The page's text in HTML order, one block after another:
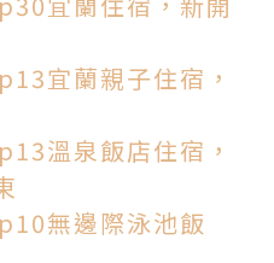
宜蘭親子住宿，
溫泉飯店住宿，
無邊際泳池飯